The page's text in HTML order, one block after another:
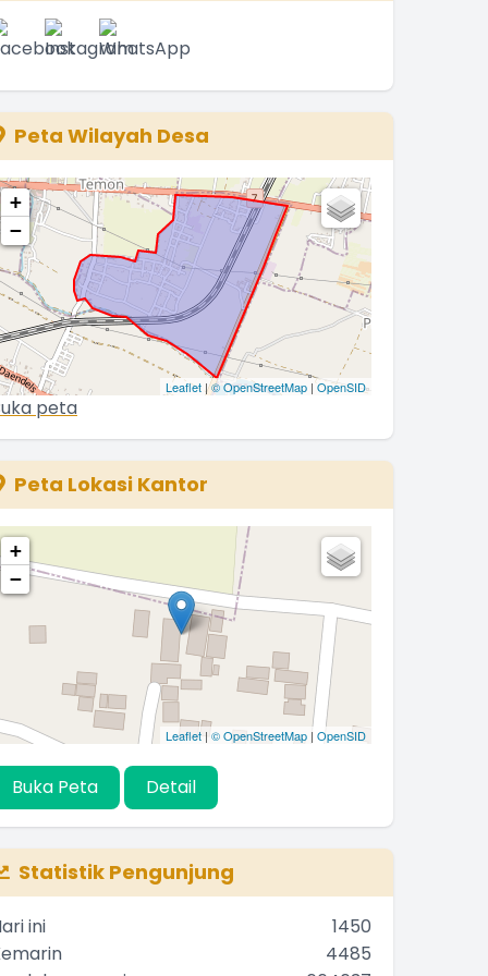
Peta Wilayah Desa
+
−
Leaflet |© OpenStreetMap |OpenSID
peta
Peta Lokasi Kantor
+
−
Leaflet | © OpenStreetMap | OpenSID
Buka Peta Detail
Statistik Pengunjung
ini
1450
4485